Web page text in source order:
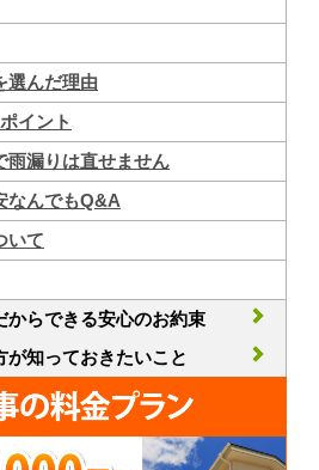
選んだ理由
イント
雨漏りは直せません
なんでもQ&A
いて
からできる安心のお約束
知っておきたいこと